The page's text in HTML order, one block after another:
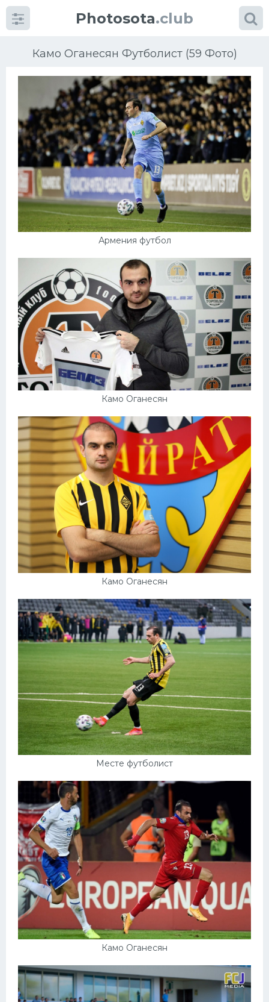
Photosota.club
Камо Оганесян Футболист (59 Фото)
Армения футбол
Камо Оганесян
Камо Оганесян
Месте футболист
Камо Оганесян
КатегорииФото
Еще картинки...
Футбол
Баскетбол
Велогонки
Конькобежный спорт
Тренажеры
Интерьер квартиры